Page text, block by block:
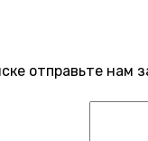
отправьте нам